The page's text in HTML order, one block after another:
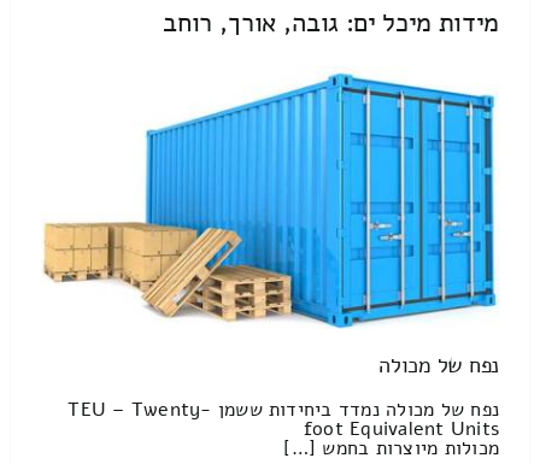
מידות מיכל ים: גובה, אורך, רוחב
נפח של מכולה
נפח של מכולה נמדד ביחידות ששמן TEU – Twenty-
foot Equivalent Units
מכולות מיוצרות בחמש […]